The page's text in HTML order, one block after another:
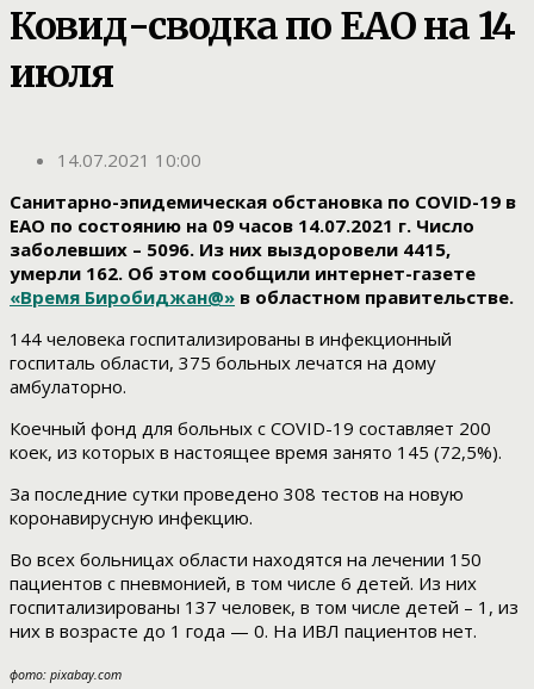
Ковид-сводка по ЕАО на 14
июля
14.07.2021 10:00
Санитарно-эпидемическая обстановка по COVID-19 в
ЕАО по состоянию на 09 часов 14.07.2021 г. Число
заболевших – 5096. Из них выздоровели 4415,
умерли 162. Об этом сообщили интернет-газете
«Время Биробиджан@» в областном правительстве.
144 человека госпитализированы в инфекционный
госпиталь области, 375 больных лечатся на дому
амбулаторно.
Коечный фонд для больных с COVID-19 составляет 200
коек, из которых в настоящее время занято 145 (72,5%).
За последние сутки проведено 308 тестов на новую
коронавирусную инфекцию.
Во всех больницах области находятся на лечении 150
пациентов с пневмонией, в том числе 6 детей. Из них
госпитализированы 137 человек, в том числе детей – 1, из
них в возрасте до 1 года — 0. На ИВЛ пациентов нет.
фото: pixabay.com